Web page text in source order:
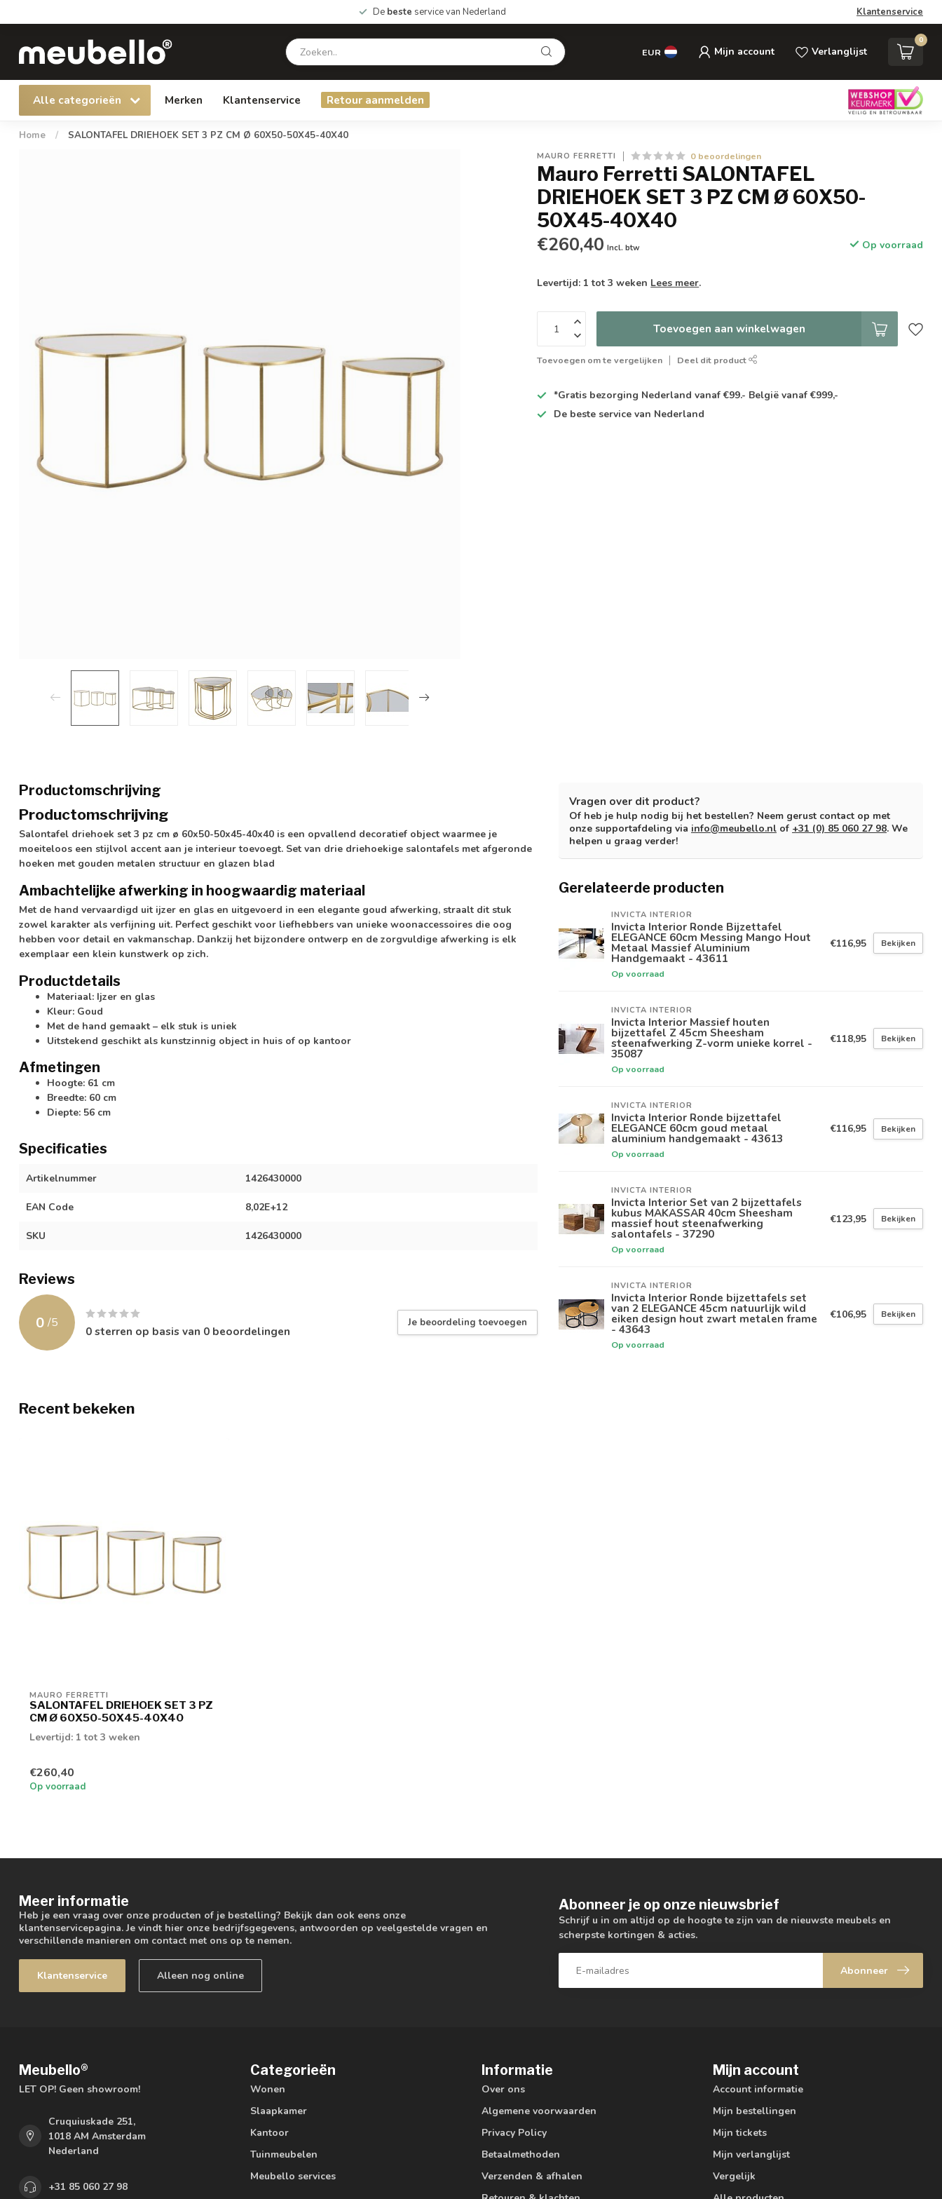
De beste service van Nederland Klantenservice
EUR Mijn account Verlanglijst
0
Alle categorieën Merken Klantenservice Retour aanmelden
Home / SALONTAFEL DRIEHOEK SET 3 PZ CM Ø 60X50-50X45-40X40
MAURO FERRETTI 0 beoordelingen
Mauro Ferretti SALONTAFEL
DRIEHOEK SET 3 PZ CM Ø 60X50-
50X45-40X40
€260,40 Incl. btw Op voorraad
Levertijd: 1 tot 3 weken Lees meer.
Toevoegen aan winkelwagen
Toevoegen om te vergelijken Deel dit product
*Gratis bezorging Nederland vanaf €99.- België vanaf €999,-
De beste service van Nederland
Productomschrijving
Productomschrijving
Salontafel driehoek set 3 pz cm ø 60x50-50x45-40x40 is een opvallend decoratief object waarmee je
moeiteloos een stijlvol accent aan je interieur toevoegt. Set van drie driehoekige salontafels met afgeronde
hoeken met gouden metalen structuur en glazen blad
Ambachtelijke afwerking in hoogwaardig materiaal
Met de hand vervaardigd uit ijzer en glas en uitgevoerd in een elegante goud afwerking, straalt dit stuk
zowel karakter als verfijning uit. Perfect geschikt voor liefhebbers van unieke woonaccessoires die oog
hebben voor detail en vakmanschap. Dankzij het bijzondere ontwerp en de zorgvuldige afwerking is elk
exemplaar een klein kunstwerk op zich.
Productdetails
Materiaal: Ijzer en glas
Kleur: Goud
Met de hand gemaakt – elk stuk is uniek
Uitstekend geschikt als kunstzinnig object in huis of op kantoor
Afmetingen
Hoogte: 61 cm
Breedte: 60 cm
Diepte: 56 cm
Specificaties
Artikelnummer 1426430000
EAN Code 8,02E+12
SKU 1426430000
Reviews
0 /5
0sterren op basis van 0 beoordelingen
Je beoordeling toevoegen
Vragen over dit product?
Of heb je hulp nodig bij het bestellen? Neem gerust contact op met
onze supportafdeling via info@meubello.nl of +31 (0) 85 060 27 98. We
helpen u graag verder!
Gerelateerde producten
INVICTA INTERIOR
Invicta Interior Ronde Bijzettafel
ELEGANCE 60cm Messing Mango Hout
Metaal Massief Aluminium
Handgemaakt - 43611
Op voorraad
€116,95 Bekijken
INVICTA INTERIOR
Invicta Interior Massief houten
bijzettafel Z 45cm Sheesham
steenafwerking Z-vorm unieke korrel -
35087
Op voorraad
€118,95 Bekijken
INVICTA INTERIOR
Invicta Interior Ronde bijzettafel
ELEGANCE 60cm goud metaal
aluminium handgemaakt - 43613
Op voorraad
€116,95 Bekijken
INVICTA INTERIOR
Invicta Interior Set van 2 bijzettafels
kubus MAKASSAR 40cm Sheesham
massief hout steenafwerking
salontafels - 37290
Op voorraad
€123,95 Bekijken
INVICTA INTERIOR
Invicta Interior Ronde bijzettafels set
van 2 ELEGANCE 45cm natuurlijk wild
eiken design hout zwart metalen frame
- 43643
Op voorraad
€106,95 Bekijken
Recent bekeken
MAURO FERRETTI
SALONTAFEL DRIEHOEK SET 3 PZ
CM Ø 60X50-50X45-40X40
Levertijd: 1 tot 3 weken
€260,40
Op voorraad
Meer informatie
Heb je een vraag over onze producten of je bestelling? Bekijk dan ook eens onze
klantenservicepagina. Je vindt hier onze bedrijfsgegevens, antwoorden op veelgestelde vragen en
verschillende manieren om contact met ons op te nemen.
Klantenservice Alleen nog online
Abonneer je op onze nieuwsbrief
Schrijf u in om altijd op de hoogte te zijn van de nieuwste meubels en
scherpste kortingen & acties.
Abonneer
Meubello®
LET OP! Geen showroom!
Cruquiuskade 251,
1018 AM Amsterdam
Nederland
+31 85 060 27 98
Categorieën
Wonen
Slaapkamer
Kantoor
Tuinmeubelen
Meubello services
Informatie
Over ons
Algemene voorwaarden
Privacy Policy
Betaalmethoden
Verzenden & afhalen
Mijn account
Account informatie
Mijn bestellingen
Mijn tickets
Mijn verlanglijst
Vergelijk